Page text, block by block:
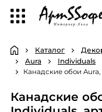
Каталог
Aura
Individuals
Канадские обои
Канадские